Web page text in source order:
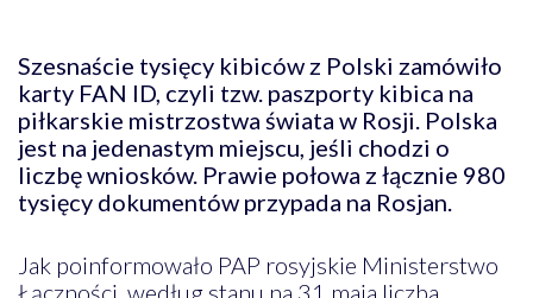
Szesnaście tysięcy kibiców z Polski zamówiło
karty FAN ID, czyli tzw. paszporty kibica na
piłkarskie mistrzostwa świata w Rosji. Polska
jest na jedenastym miejscu, jeśli chodzi o
liczbę wniosków. Prawie połowa z łącznie 980
tysięcy dokumentów przypada na Rosjan.
Jak poinformowało PAP rosyjskie Ministerstwo
Łączności, według stanu na 31 maja liczba